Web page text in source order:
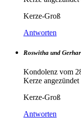
Kerze-Groß
Antworten
Roswitha und
Kondolenz vom
Kerze angezündet
Kerze-Groß
Antworten